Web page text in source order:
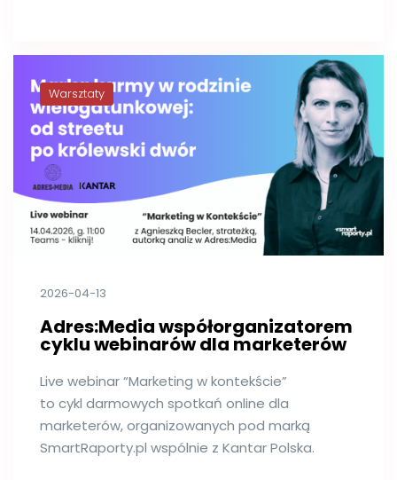
Warsztaty
2026-04-13
Adres:Media współorganizatorem
cyklu webinarów dla marketerów
Live webinar “Marketing w kontekście”
to cykl darmowych spotkań online dla
marketerów, organizowanych pod marką
SmartRaporty.pl wspólnie z Kantar Polska.